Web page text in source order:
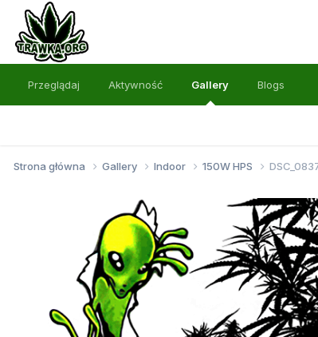
Przeglądaj Aktywność Gallery Blogs
Strona główna Gallery Indoor 150W HPS